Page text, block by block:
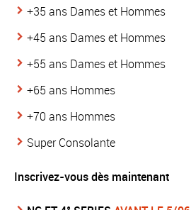
+35 ans Dames et Hommes
+45 ans Dames et Hommes
+55 ans Dames et Hommes
+65 ans Hommes
+70 ans Hommes
Super Consolante
Inscrivez-vous dès maintenant